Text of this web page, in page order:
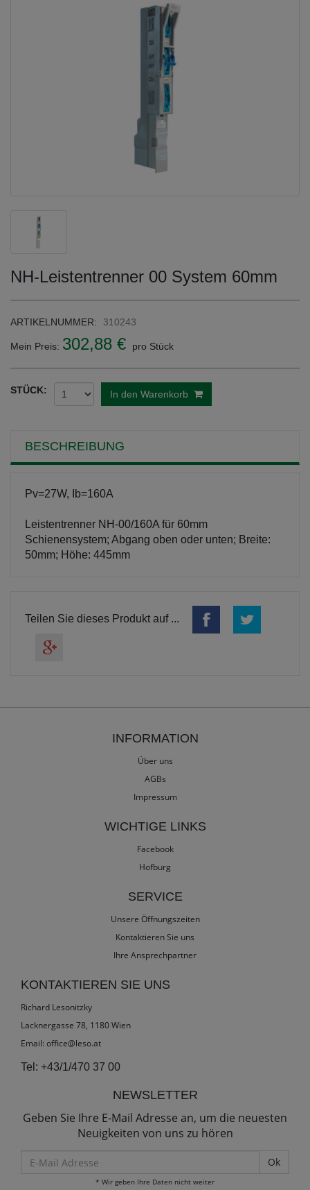
NH-Leistentrenner 00 System 60mm
ARTIKELNUMMER: 310243
Mein Preis: 302,88 € pro Stück
STÜCK: In den Warenkorb
BESCHREIBUNG
Pv=27W, Ib=160A
Leistentrenner NH-00/160A für 60mm
Schienensystem; Abgang oben oder unten; Breite:
50mm; Höhe: 445mm
Teilen Sie dieses Produkt auf ...
INFORMATION
Über uns
AGBs
Impressum
WICHTIGE LINKS
Facebook
Hofburg
SERVICE
Unsere Öffnungszeiten
Kontaktieren Sie uns
Ihre Ansprechpartner
KONTAKTIEREN SIE UNS
Richard Lesonitzky
Lacknergasse 78, 1180 Wien
Email: office@leso.at
Tel: +43/1/470 37 00
NEWSLETTER
Geben Sie Ihre E-Mail Adresse an, um die neuesten
Neuigkeiten von uns zu hören
Mail
* Wir geben Ihre Daten nicht weiter